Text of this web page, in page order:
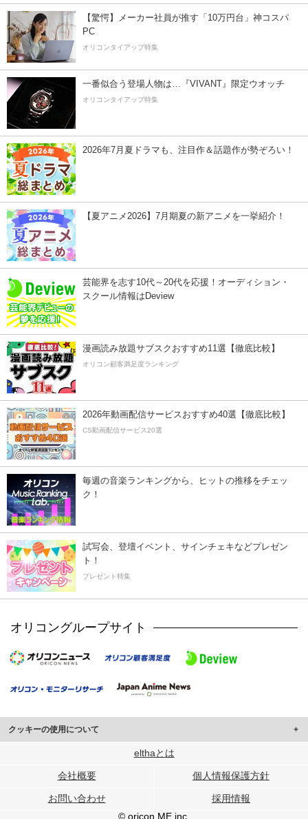
【驚愕】メーカー社員が推す「10万円台」神コスパ
PC
オリコンタイアップ特集
一番似合う登場人物は…『VIVANT』限定ウオッチ
オリコンタイアップ特集
2026年7月夏ドラマも、注目作＆話題作が勢ぞろい！
【夏アニメ2026】7月期夏の新アニメを一挙紹介！
芸能界を志す10代～20代を応援！オーディション・
スクール情報はDeview
漫画読み放題サブスクおすすめ11選【徹底比較】
オリコン顧客満足度ランキング
2026年動画配信サービスおすすめ40選【徹底比較】
CS動画配信サービス20選
毎週の音楽ランキングから、ヒットの推移をチェッ
ク！
試写会、登壇イベント、サインチェキなどプレゼン
ト！
プレゼント特集
オリコングループサイト
クッキーの使用について
このサイトでは Cookie を使用して、ユーザーに合わせたコンテンツや広告の
行っています。
メディアや広告配信、データ解析の各パートナーに提供しています。
各パートナーは、この情報とユーザーが各パートナーに提供した他の情報や、
elthaとは
会社概要 個人情報保護方針
お問い合わせ
採用情報
© oricon ME inc.